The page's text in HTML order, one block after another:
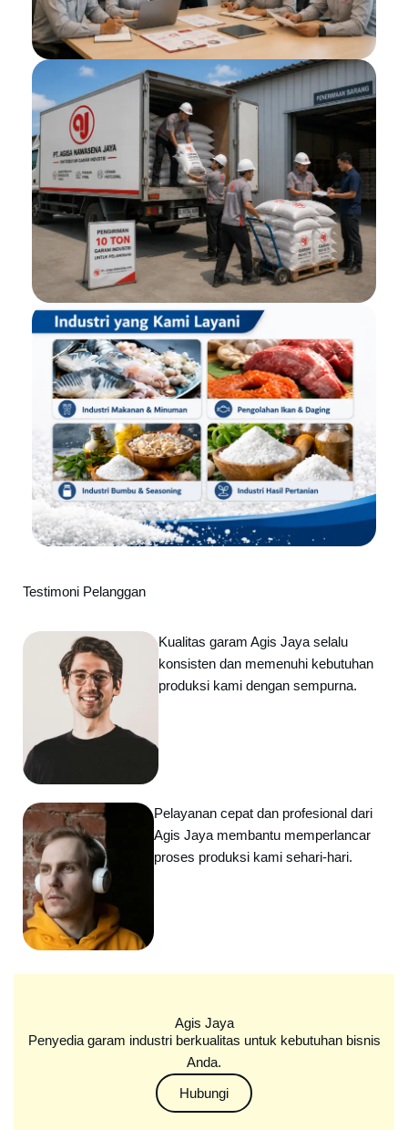
Testimoni Pelanggan
Kualitas garam Agis Jaya selalu
konsisten dan memenuhi kebutuhan
produksi kami dengan sempurna.
Pelayanan cepat dan profesional dari
Agis Jaya membantu memperlancar
proses produksi kami sehari-hari.
Agis Jaya
Penyedia garam industri berkualitas untuk kebutuhan bisnis
Anda.
Hubungi